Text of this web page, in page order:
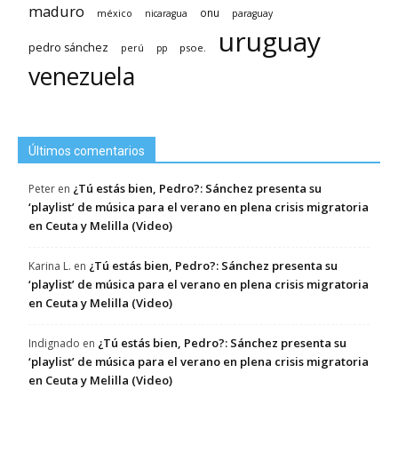
maduro méxico nicaragua onu paraguay
pedro sánchez perú pp psoe. uruguay
venezuela
Últimos comentarios
Peter en ¿Tú estás bien, Pedro?: Sánchez presenta su
‘playlist’ de música para el verano en plena crisis migratoria
en Ceuta y Melilla (Video)
Karina L. en ¿Tú estás bien, Pedro?: Sánchez presenta su
‘playlist’ de música para el verano en plena crisis migratoria
en Ceuta y Melilla (Video)
Indignado en ¿Tú estás bien, Pedro?: Sánchez presenta su
‘playlist’ de música para el verano en plena crisis migratoria
en Ceuta y Melilla (Video)